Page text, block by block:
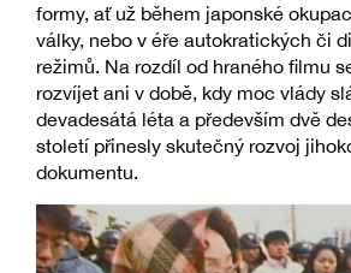
formy, ať už během japonské
války, nebo v éře autokratických či
režimů. Na rozdíl od hraného filmu
rozvíjet ani v době, kdy moc vlády
devadesátá léta a především dvě
století přinesly skutečný rozvoj
dokumentu.